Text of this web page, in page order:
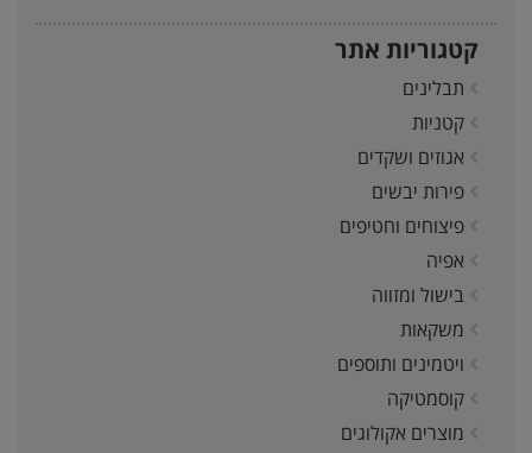
קטגוריות אתר
תבלינים
קטניות
אגוזים ושקדים
פירות יבשים
פיצוחים וחטיפים
אפיה
בישול ומזווה
משקאות
ויטמינים ותוספים
קוסמטיקה
מוצרים אקולוגים